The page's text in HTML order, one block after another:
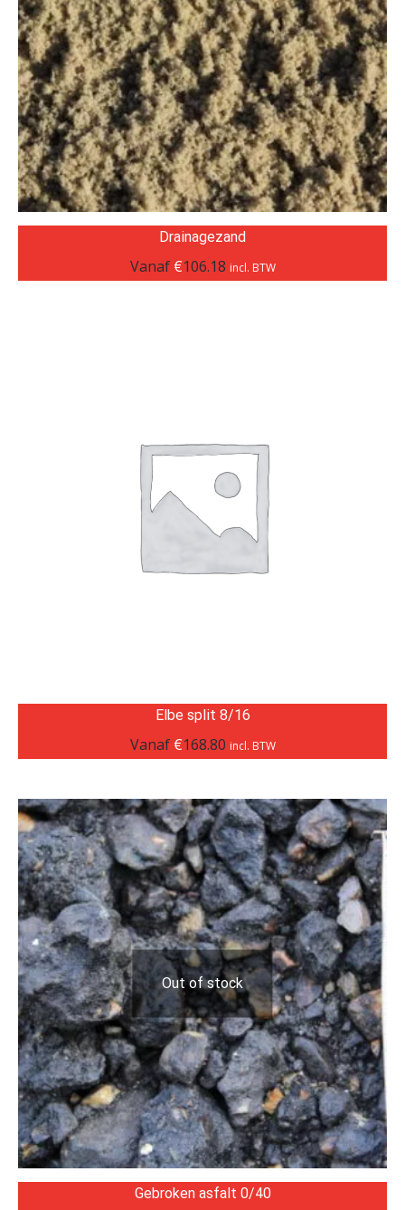
Drainagezand
Vanaf €106.18 incl. BTW
Elbe split 8/16
Vanaf €168.80 incl. BTW
Out of stock
Gebroken asfalt 0/40